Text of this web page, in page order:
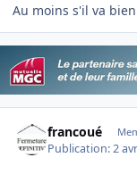
Au moins s'il va
francoué
Publication:2